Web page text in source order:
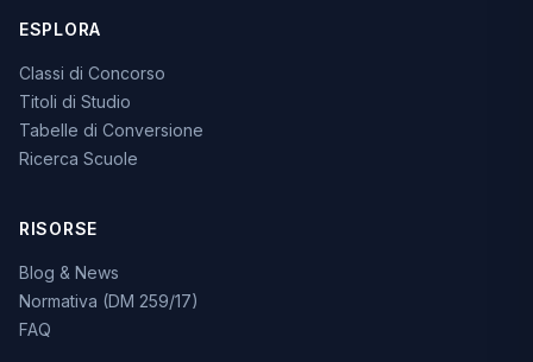
ESPLORA
Classi di Concorso
Titoli di Studio
Tabelle di Conversione
Ricerca Scuole
RISORSE
Blog & News
Normativa (DM 259/17)
FAQ